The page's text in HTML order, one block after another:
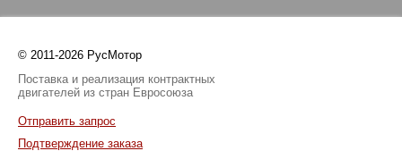
© 2011-2026 РусМотор
Поставка и реализация контрактных
двигателей из стран Евросоюза
Отправить запрос
Подтверждение заказа